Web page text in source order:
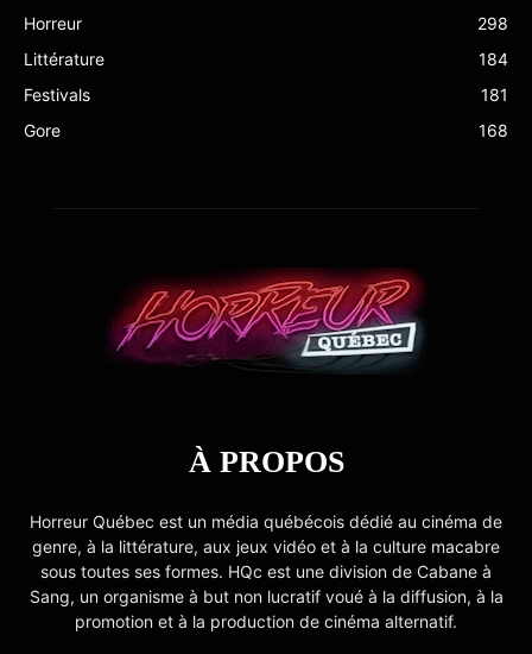
Horreur
298
Littérature
184
Festivals
181
Gore
168
À PROPOS
Horreur Québec est un média québécois dédié au cinéma de
genre, à la littérature, aux jeux vidéo et à la culture macabre
sous toutes ses formes. HQc est une division de Cabane à
Sang, un organisme à but non lucratif voué à la diffusion, à la
promotion et à la production de cinéma alternatif.